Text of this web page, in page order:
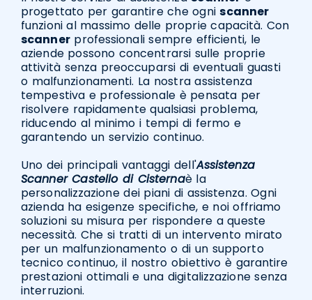
progettato per garantire che ogniscanner
funzioni al massimo delle proprie capacità. Con
scannerprofessionali sempre efficienti, le
aziende possono concentrarsi sulle proprie
attività senza preoccuparsi di eventuali guasti
o malfunzionamenti. La nostra assistenza
tempestiva e professionale è pensata per
risolvere rapidamente qualsiasi problema,
riducendo al minimo i tempi di fermo e
garantendo un servizio continuo.
Uno dei principali vantaggi dell'Assistenza
Scanner Castello di Cisternaè la
personalizzazione dei piani di assistenza. Ogni
azienda ha esigenze specifiche, e noi offriamo
soluzioni su misura per rispondere a queste
necessità. Che si tratti di un intervento mirato
per un malfunzionamento o di un supporto
tecnico continuo, il nostro obiettivo è garantire
prestazioni ottimali e una digitalizzazione senza
interruzioni.